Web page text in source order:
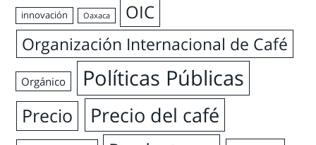
innovación Oaxaca
OIC
Organización Internacional de Café
Orgánico Políticas Públicas
Precio Precio del café